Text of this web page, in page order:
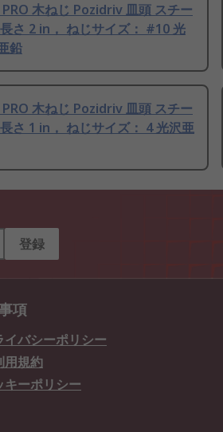
PRO 木ねじ Pozidriv 皿頭 スチー
さ 2 in， ねじサイズ： #10 光
鉛
PRO 木ねじ Pozidriv 皿頭 スチー
さ 1 in， ねじサイズ： 4 光沢亜
登録
項
イバシーポリシー
用規約
キーポリシー